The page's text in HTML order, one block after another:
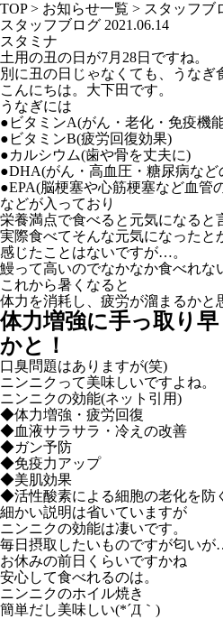
TOP> お知らせ一覧 > スタッフブ
スタッフブログ 2021.06.14
スタミナ
土用の丑の日が7月28日ですね。
別に丑の日じゃなくても、うなぎ
こんにちは。大下田です。
うなぎには
●ビタミンA(がん・老化・免疫機
●ビタミンB(疲労回復効果)
●カルシウム(歯や骨を丈夫に)
●DHA(がん・高血圧・糖尿病など
●EPA(脳梗塞や心筋梗塞など血管
などが入っており
栄養満点で食べると元気になると
実際食べてそんな元気になったと
感じたことはないですが…。
鰻って高いのでなかなか食べれな
これから暑くなると
体力を消耗し、疲労が溜まるかと
体力増強に手っ取り
かと！
口臭問題はありますが(笑)
ニンニクって美味しいですよね。
ニンニクの効能(ネット引用)
◆体力増強・疲労回復
◆血液サラサラ・冷えの改善
◆ガン予防
◆免疫力アップ
◆美肌効果
◆活性酸素による細胞の老化を防
細かい説明は省いていますが
ニンニクの効能は凄いです。
毎日摂取したいものですが匂い
お休みの前日くらいですかね
安心して食べれるのは。
ニンニクのホイル焼き
簡単だし美味しい(*´Д｀)